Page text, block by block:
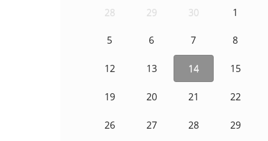
28 29 30 1
5 6 7 8
12 13 14 15
19 20 21 22
26 27 28 29